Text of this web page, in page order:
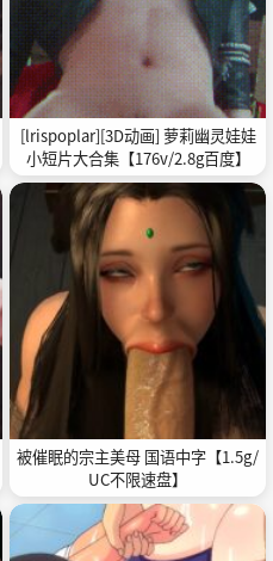
[lrispoplar][3D动画] 萝莉幽灵娃娃
小短片大合集【176v/2.8g百度】
被催眠的宗主美母 国语中字【1.5g/
UC不限速盘】